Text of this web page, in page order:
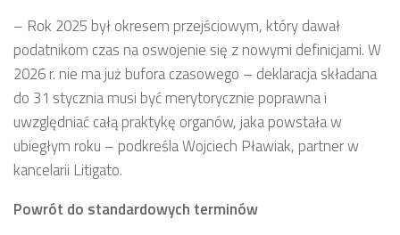
– Rok 2025 był okresem przejściowym, który dawał
podatnikom czas na oswojenie się z nowymi definicjami. W
2026 r. nie ma już bufora czasowego – deklaracja składana
do 31 stycznia musi być merytorycznie poprawna i
uwzględniać całą praktykę organów, jaka powstała w
ubiegłym roku – podkreśla Wojciech Pławiak, partner w
kancelarii Litigato.
Powrót do standardowych terminów